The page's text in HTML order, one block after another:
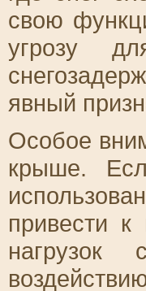
свою
угрозу
явный
Особое
крыше.
привести к
нагрузок